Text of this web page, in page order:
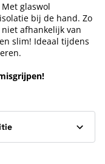
glaswol
bij de hand. Zo
afhankelijk van
slim! Ideaal tijdens